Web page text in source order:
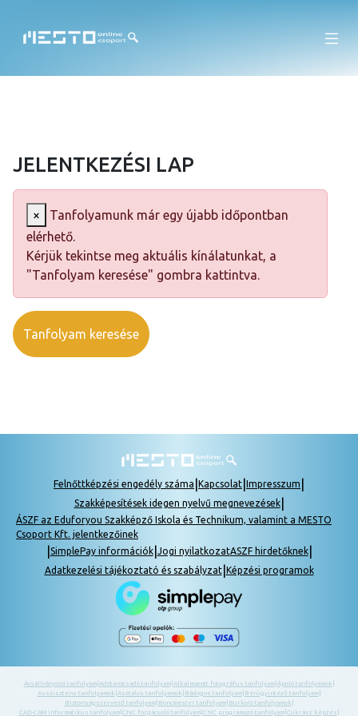
JELENTKEZÉSI LAP
×
Tanfolyamunk már egy újabb időpontban
elérhető.
Kérjük tekintse meg aktuális kínálatunkat, a
"Tanfolyam keresése" gombra kattintva.
Tanfolyam keresése
Felnőttképzési engedély száma Kapcsolat Impresszum
Szakképesítések idegen nyelvű megnevezések|
ÁSZF az Eduforyou Szakképző Iskola és Technikum, valamint a MESTO
Csoport Kft. jelentkezőinek
SimplePay információk| Jogi nyilatkozatASZF hirdetőknek|
Adatkezelési tájékoztató és szabályzat| Képzési programok
Ácsállványozó tanfolyam| Adótanácsadó tanfolyam| Alkalmazott fotográfus tanfolyam| Ápoló tanfolyamok
Asszisztens tanfolyamok Asztalos tanfolyamok Bádogos tanfolyam| Bérügyintéző tanfolyam|
Biztonságszervező tanfolyam| Boncmester tanfolyam| Burkoló tanfolyamok
CAD-CAM informatikus tanfolyam| CNC forgácsoló tanfolyam| CNC programozó tanfolyam| Cukrász képzés